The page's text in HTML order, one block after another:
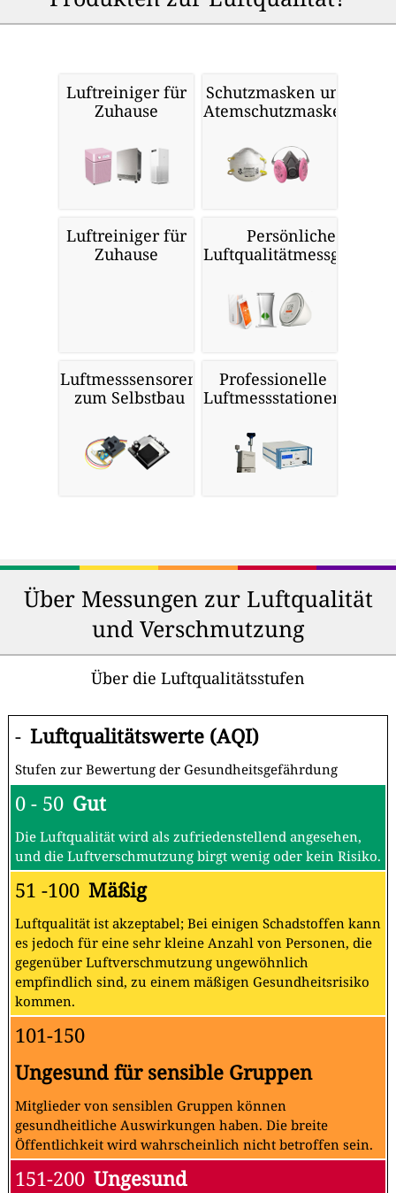
Luftreiniger für
Zuhause
Schutzmasken und
Atemschutzmasken
Luftreiniger für
Zuhause
Persönliche
Luftqualitätmessgeräte
Luftmesssensoren
zum Selbstbau
Professionelle
Luftmessstationen
Über Messungen zur Luftqualität
und Verschmutzung
Über die Luftqualitätsstufen
- Luftqualitätswerte (AQI)
Stufen zur Bewertung der Gesundheitsgefährdung
0 - 50 Gut
Die Luftqualität wird als zufriedenstellend angesehen,
und die Luftverschmutzung birgt wenig oder kein Risiko.
51 -100 Mäßig
Luftqualität ist akzeptabel; Bei einigen Schadstoffen kann
es jedoch für eine sehr kleine Anzahl von Personen, die
gegenüber Luftverschmutzung ungewöhnlich
empfindlich sind, zu einem mäßigen Gesundheitsrisiko
kommen.
101-150
Ungesund für sensible Gruppen
Mitglieder von sensiblen Gruppen können
gesundheitliche Auswirkungen haben. Die breite
Öffentlichkeit wird wahrscheinlich nicht betroffen sein.
151-200 Ungesund